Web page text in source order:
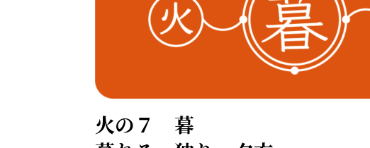
火の７ 暮